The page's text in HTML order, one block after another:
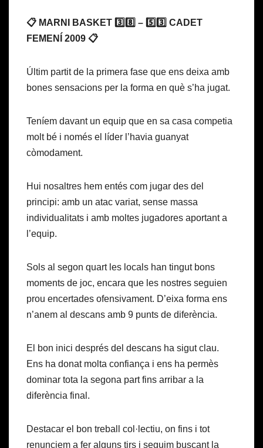
📋 MARNI BASKET 3️⃣8️⃣ – 5️⃣3️⃣ CADET
FEMENÍ 2009 📋
Últim partit de la primera fase que ens deixa amb
bones sensacions per la forma en què s’ha jugat.
Teníem davant un equip que en sa casa competia
molt bé i només el líder l’havia guanyat
còmodament.
Hui nosaltres hem entés com jugar des del
principi: amb un atac variat, sense massa
individualitats i amb moltes jugadores aportant a
l’equip.
Sols al segon quart les locals han tingut bons
moments de joc, encara que les nostres seguien
prou encertades ofensivament. D’eixa forma ens
n’anem al descans amb 9 punts de diferència.
El bon inici després del descans ha sigut clau.
Ens ha donat molta confiança i ens ha permès
dominar tota la segona part fins arribar a la
diferència final.
Destacar el bon treball col·lectiu, on fins i tot
renunciem a fer alguns tirs i seguim buscant la